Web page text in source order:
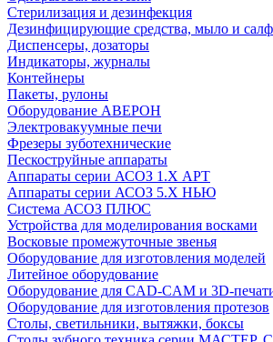
Стерилизация и дезинфекция
Дезинфицирующие средства, мыло и
Диспенсеры, дозаторы
Индикаторы, журналы
Контейнеры
Пакеты, рулоны
Оборудование АВЕРОН
Электровакуумные печи
Фрезеры зуботехнические
Пескоструйные аппараты
Аппараты серии АСОЗ 1.Х АРТ
Аппараты серии АСОЗ 5.Х НЬЮ
Система АСОЗ ПЛЮС
Устройства для моделирования восками
Восковые промежуточные звенья
Оборудование для изготовления моделей
Литейное оборудование
Оборудование для CAD-CAM и 3D-
Оборудование для изготовления протезов
Cтолы, светильники, вытяжки, боксы